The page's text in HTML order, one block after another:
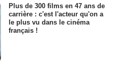
Plus de 300 films en 47 ans de
carrière : c'est l'acteur qu'on a
le plus vu dans le cinéma
français !